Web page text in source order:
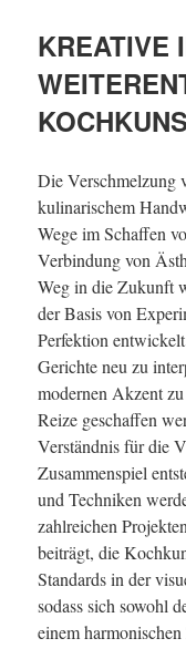
KREATIVE
Die Verschmelzung
kulinarischem
Wege im Schaffen
Verbindung von
Weg in die Zukunft
der Basis von
Perfektion
Gerichte neu zu
modernen Akzent
Reize geschaffen
Verständnis für die
Zusammenspiel
und Techniken
zahlreichen
beiträgt, die
Standards in der
sodass sich sowohl
einem